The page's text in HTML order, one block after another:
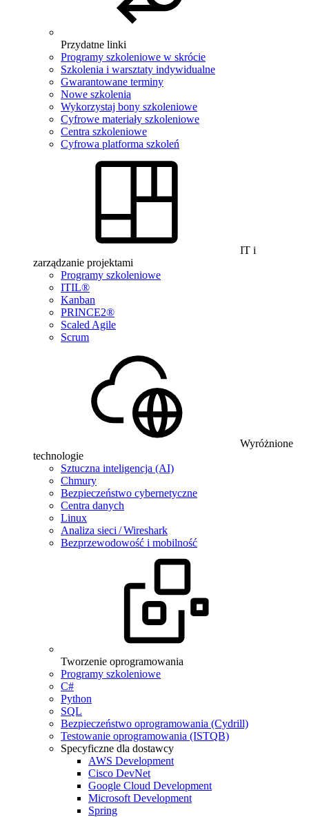
Przydatne linki
Programy szkoleniowe w skrócie
Szkolenia i warsztaty indywidualne
Gwarantowane terminy
Nowe szkolenia
Wykorzystaj bony szkoleniowe
Cyfrowe materiały szkoleniowe
Centra szkoleniowe
Cyfrowa platforma szkoleń
IT i
zarządzanie projektami
Programy szkoleniowe
ITIL®
Kanban
PRINCE2®
Scaled Agile
Scrum
Wyróżnione
technologie
Sztuczna inteligencja (AI)
Chmury
Bezpieczeństwo cybernetyczne
Centra danych
Linux
Analiza sieci / Wireshark
Bezprzewodowość i mobilność
Tworzenie oprogramowania
Programy szkoleniowe
C#
Python
SQL
Bezpieczeństwo oprogramowania (Cydrill)
Testowanie oprogramowania (ISTQB)
Specyficzne dla dostawcy
AWS Development
Cisco DevNet
Google Cloud Development
Microsoft Development
Spring